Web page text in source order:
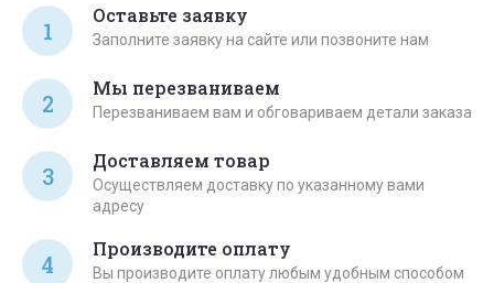
1
Оставьте заявку
Заполните заявку на сайте или позвоните нам
2
Мы перезваниваем
Перезваниваем вам и обговариваем детали заказа
3
Доставляем товар
Осуществляем доставку по указанному вами
адресу
4
Производите оплату
Вы производите оплату любым удобным способом